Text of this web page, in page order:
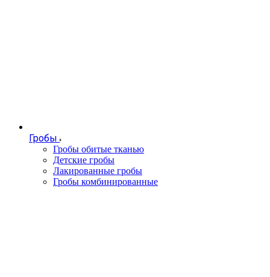
Гробы
Гробы обитые тканью
Детские гробы
Лакированные гробы
Гробы комбинированные